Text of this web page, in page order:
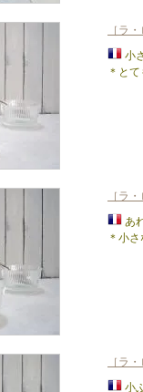
［ラ
小
＊と
［ラ
あ
＊小
［ラ
小